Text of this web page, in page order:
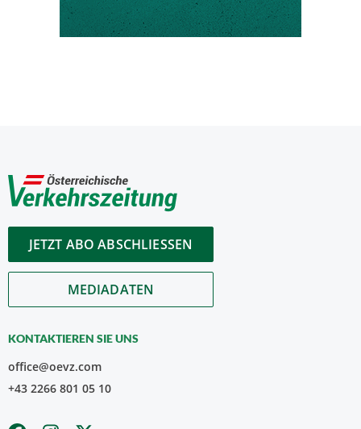
JETZT ABO ABSCHLIESSEN
MEDIADATEN
KONTAKTIEREN SIE UNS
office@oevz.com
+43 2266 801 05 10